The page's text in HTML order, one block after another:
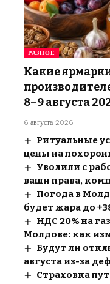
РАЗНОЕ
Какие
8–9 августа
6 августа 2026
Ритуальные
цены на
Уволили с
ваши права,
Погода в
будет жара до
НДС 20% на
Молдове: как
Будут ли
августа из-за
Страховка